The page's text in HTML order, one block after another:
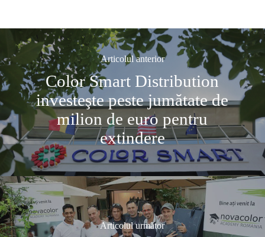
Articolul anterior
Color Smart Distribution
investeşte peste jumătate de
milion de euro pentru
extindere
Articolul următor